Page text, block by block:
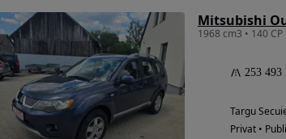
Mitsubishi
1968 cm3 • 140
253 493
Targu
Privat •